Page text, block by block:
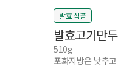
발효 식품
발효고기만두
510g
포화지방은 낮추